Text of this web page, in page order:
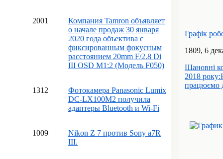
2001
Компания Tamron объявляет
о начале продаж 30 января
2020 года объектива с
фиксированным фокусным
расстоянием 20mm F/2.8 Di
III OSD M1:2 (Модель F050)
1312
Фотокамера Panasonic Lumix
DC-LX100M2 получила
адаптеры Bluetooth и Wi-Fi
1009
Nikon Z 7 против Sony a7R
III.
Графік
1809, 6
Шановні
2018
працюємо